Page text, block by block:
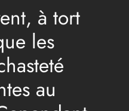
à tort
les
au